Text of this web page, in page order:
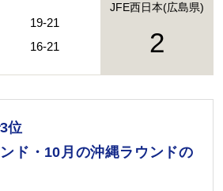
19-21
16-21
JFE西日本(広島県)
2
位
ド・10月の沖縄ラウンドの